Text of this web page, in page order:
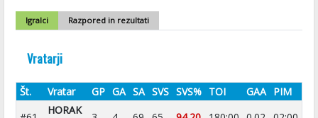
Igralci Razpored in rezultati
Vratarji
Št. Vratar GP GA SA SVS SVS% TOI GAA PIM
HORAK